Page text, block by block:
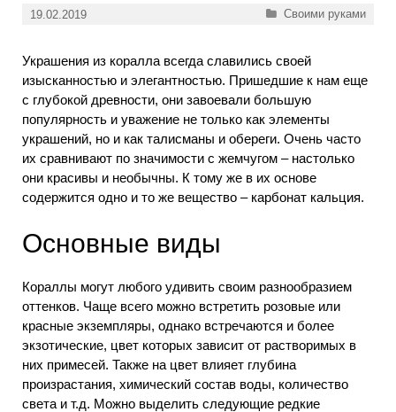
19.02.2019 Рубрики
Своими руками
Украшения из коралла всегда славились своей
изысканностью и элегантностью. Пришедшие к нам еще
с глубокой древности, они завоевали большую
популярность и уважение не только как элементы
украшений, но и как талисманы и обереги. Очень часто
их сравнивают по значимости с жемчугом – настолько
они красивы и необычны. К тому же в их основе
содержится одно и то же вещество – карбонат кальция.
Основные виды
Кораллы могут любого удивить своим разнообразием
оттенков. Чаще всего можно встретить розовые или
красные экземпляры, однако встречаются и более
экзотические, цвет которых зависит от растворимых в
них примесей. Также на цвет влияет глубина
произрастания, химический состав воды, количество
света и т.д. Можно выделить следующие редкие